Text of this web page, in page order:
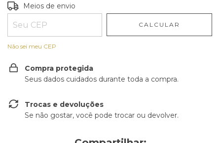
Entregas para o CEP:
Meios de envio
CALCULAR
Não sei meu CEP
Compra protegida
Seus dados cuidados durante toda a compra.
Trocas e devoluções
Se não gostar, você pode trocar ou devolver.